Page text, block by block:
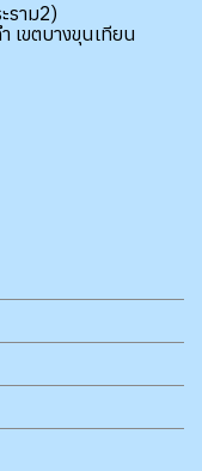
ราม2)
เขตบางขุนเทียน